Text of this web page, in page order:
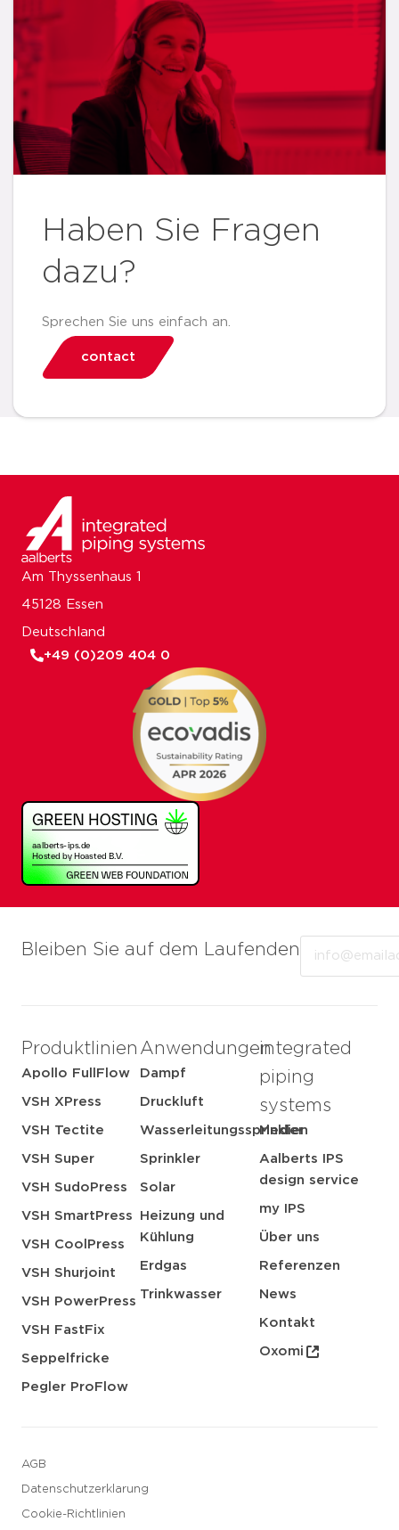
Haben Sie Fragen
dazu?
Sprechen Sie uns einfach an.
contact
Bleiben Sie auf dem Laufenden
Produktlinien
Apollo FullFlow
VSH XPress
VSH Tectite
VSH Super
VSH SudoPress
VSH SmartPress
VSH CoolPress
VSH Shurjoint
VSH PowerPress
VSH FastFix
Seppelfricke
Pegler ProFlow
Anwendungen
Dampf
Druckluft
Wasserleitungssprinkler
Sprinkler
Solar
Heizung und
Kühlung
Erdgas
Trinkwasser
integrated
piping
systems
Medien
Aalberts IPS
design service
my IPS
Über uns
Referenzen
News
Kontakt
Oxomi
AGB
Datenschutzerklarung
Cookie-Richtlinien
Am Thyssenhaus 1
45128 Essen
Deutschland
+49 (0)209 404 0